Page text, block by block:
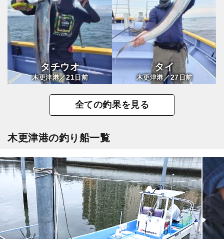
タチウオ
木更津港／21日前
タイ
木更津港／27日前
全ての釣果を見る
木更津港の釣り船一覧